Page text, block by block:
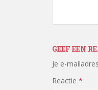
GEEF EEN
Je e-
Reactie *